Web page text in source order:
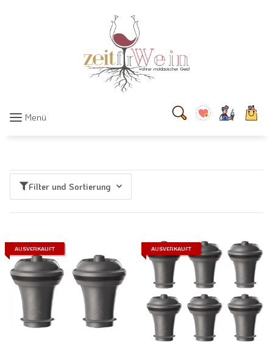
Menü
Filter und Sortierung
AUSVERKAUFT AUSVERKAUFT